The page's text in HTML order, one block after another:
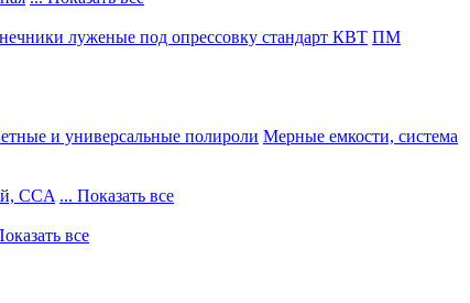
луженые под опрессовку стандарт КВТ ПМ
и универсальные полироли Мерные емкости, система
CCA ... Показать все
все